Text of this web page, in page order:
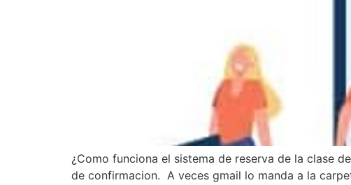
¿Como funciona el sistema de reserva de la clase
de confirmacion. A veces gmail lo manda a la